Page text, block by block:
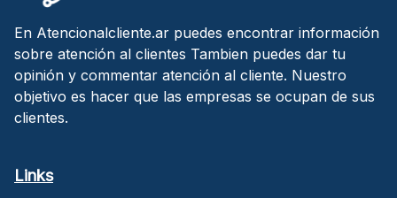
En Atencionalcliente.ar puedes encontrar información
sobre atención al clientes Tambien puedes dar tu
opinión y commentar atención al cliente. Nuestro
objetivo es hacer que las empresas se ocupan de sus
clientes.
Links